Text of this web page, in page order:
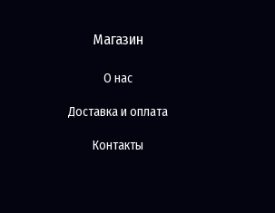
Магазин
О нас
Доставка и оплата
Контакты